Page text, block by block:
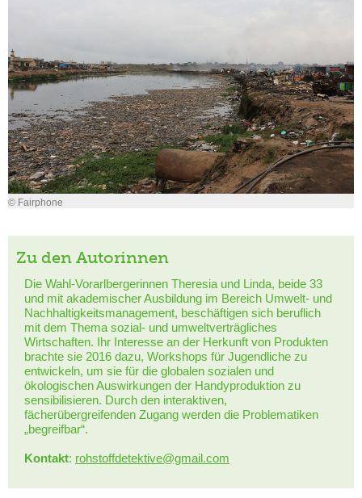
© Fairphone
Zu den Autorinnen
Die Wahl-Vorarlbergerinnen Theresia und Linda, beide 33
und mit akademischer Ausbildung im Bereich Umwelt- und
Nachhaltigkeitsmanagement, beschäftigen sich beruflich
mit dem Thema sozial- und umweltverträgliches
Wirtschaften. Ihr Interesse an der Herkunft von Produkten
brachte sie 2016 dazu, Workshops für Jugendliche zu
entwickeln, um sie für die globalen sozialen und
ökologischen Auswirkungen der Handyproduktion zu
sensibilisieren. Durch den interaktiven,
fächerübergreifenden Zugang werden die Problematiken
„begreifbar“.
Kontakt: rohstoffdetektive@gmail.com